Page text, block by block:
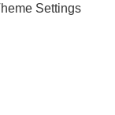
Settings